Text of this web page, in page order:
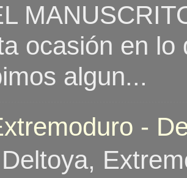
ocasión en
algun...
-
Deltoya,